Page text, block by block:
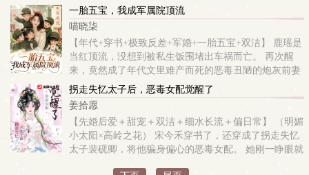
接异世的聊天群，这大贤者的位置岂不是手到擒来？ \n
希维尔：天命在我！这就让须弥...
一胎五宝，我成军属院顶流
喵晓柒
【年代+穿书+极致反差+军婚+一胎五宝+双洁】 鹿瑶是
当红顶流，没想到被私生饭围堵出车祸而亡。 再次醒
来，竟然成了年代文里难产而死的恶毒丑陋的炮灰前妻
陆瑶。 正当她绝望的时候，好孕系统加持。 双胞胎变
成了一胎五宝，她又...
拐走失忆太子后，恶毒女配觉醒了
姜拾愿
【先婚后爱＋甜宠＋双洁＋细水长流＋偏日常】 （明媚
小太阳×高岭之花） 宋今禾穿书了，还穿成了拐走失忆
太子裴砚卿，将他骗身偏心的恶毒女配。 她刚一睁眼就